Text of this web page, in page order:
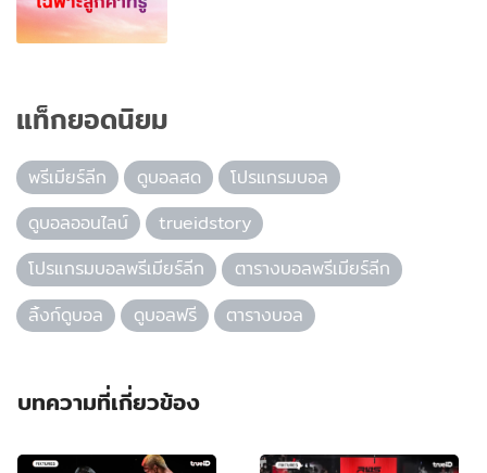
แท็กยอดนิยม
พรีเมียร์ลีก ดูบอลสด
โปรแกรมบอล
ดูบอลออนไลน์
trueidstory
โปรแกรมบอลพรีเมียร์ลีก
ตารางบอลพรีเมียร์ลีก
ลิ้งก์ดูบอล
ดูบอลฟรี ตารางบอล
บทความที่เกี่ยวข้อง